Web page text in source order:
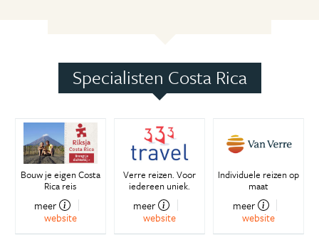
Specialisten Costa Rica
Bouw je eigen Costa
Rica reis
meer
website
Verre reizen. Voor
iedereen uniek.
meer
website
Individuele reizen op
maat
meer
website